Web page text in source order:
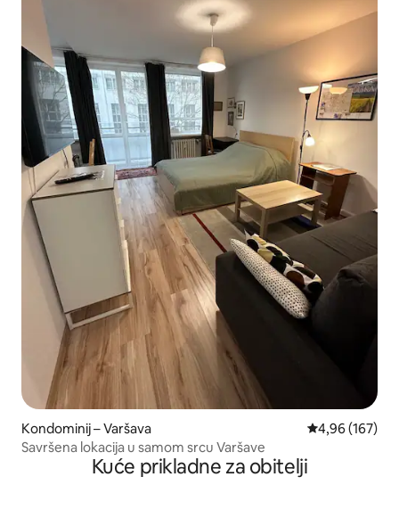
Kondominij – Varšava Prosječna
4,96 (167)
Savršena lokacija u samom srcu Varšave
Kuće prikladne za obitelji